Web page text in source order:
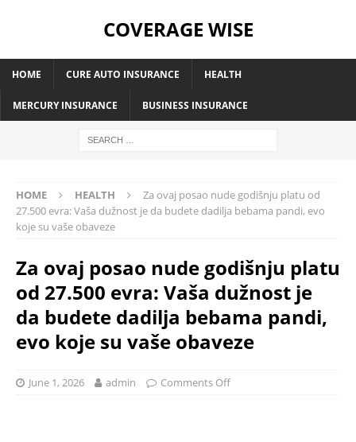
COVERAGE WISE
HOME CURE AUTO INSURANCE HEALTH
MERCURY INSURANCE BUSINESS INSURANCE
HOME HEALTH
Za ovaj posao nude godišnju platu od
27.500 evra: Vaša dužnost je da budete dadilja bebama pandi, evo
koje su vaše obaveze
Za ovaj posao nude godišnju platu
od 27.500 evra: Vaša dužnost je
da budete dadilja bebama pandi,
evo koje su vaše obaveze
June 1, 2026 admin Comments Off